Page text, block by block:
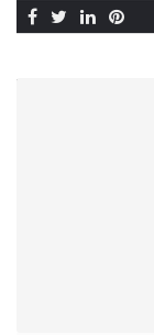
luxueuses
d’un vaste